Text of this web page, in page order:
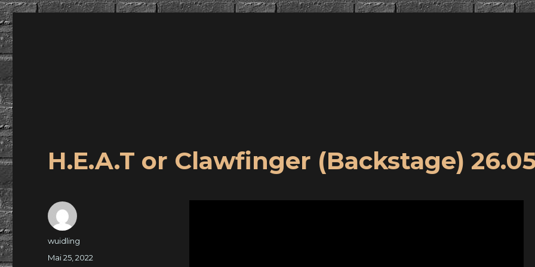
H.E.A.T or Clawfinger (Backstage)
Autor
wuidling
Veröffentlicht
Mai 25, 2022